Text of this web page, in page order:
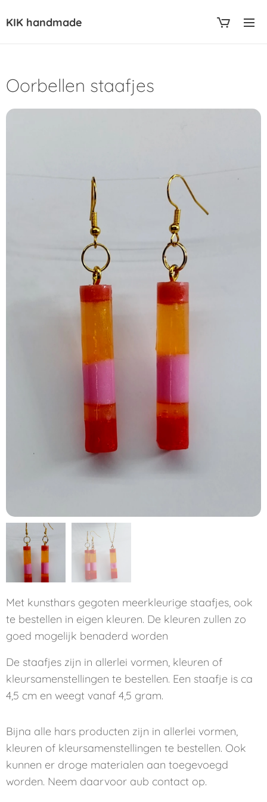
KIK handmade
Oorbellen staafjes
Met kunsthars gegoten meerkleurige staafjes, ook
te bestellen in eigen kleuren. De kleuren zullen zo
goed mogelijk benaderd worden
De staafjes zijn in allerlei vormen, kleuren of
kleursamenstellingen te bestellen. Een staafje is ca
4,5 cm en weegt vanaf 4,5 gram.
Bijna alle hars producten zijn in allerlei vormen,
kleuren of kleursamenstellingen te bestellen. Ook
kunnen er droge materialen aan toegevoegd
worden. Neem daarvoor aub contact op.